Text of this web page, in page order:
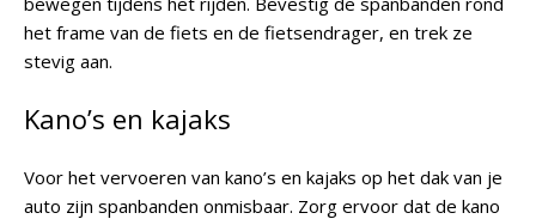
het frame van de fiets en de fietsendrager, en trek ze
stevig aan.
Kano’s en kajaks
Voor het vervoeren van kano’s en kajaks op het dak van je
auto zijn spanbanden onmisbaar. Zorg ervoor dat de kano